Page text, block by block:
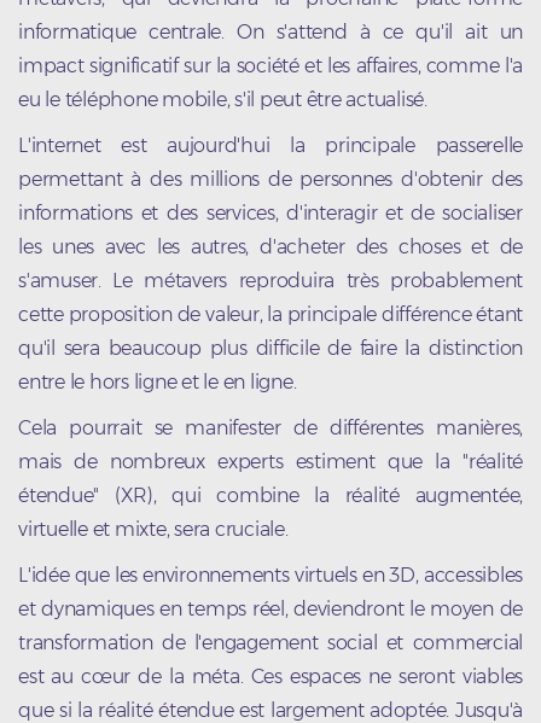
informatique centrale. On s'attend à ce qu'il ait un
impact significatif sur la société et les affaires, comme l'a
eu le téléphone mobile, s'il peut être actualisé.
L'internet est aujourd'hui la principale passerelle
permettant à des millions de personnes d'obtenir des
informations et des services, d'interagir et de socialiser
les unes avec les autres, d'acheter des choses et de
s'amuser. Le métavers reproduira très probablement
cette proposition de valeur, la principale différence étant
qu'il sera beaucoup plus difficile de faire la distinction
entre le hors ligne et le en ligne.
Cela pourrait se manifester de différentes manières,
mais de nombreux experts estiment que la "réalité
étendue" (XR), qui combine la réalité augmentée,
virtuelle et mixte, sera cruciale.
L'idée que les environnements virtuels en 3D, accessibles
et dynamiques en temps réel, deviendront le moyen de
transformation de l'engagement social et commercial
est au cœur de la méta. Ces espaces ne seront viables
que si la réalité étendue est largement adoptée. Jusqu'à